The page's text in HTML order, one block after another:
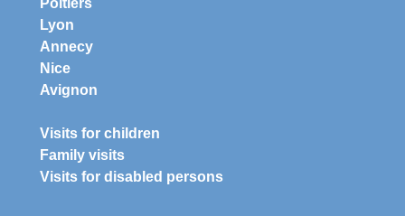
Lyon
Annecy
Nice
Avignon
Visits for children
Family visits
Visits for disabled persons